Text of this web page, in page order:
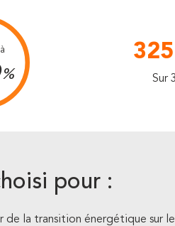
% Sur
pour :
de la transition énergétique sur